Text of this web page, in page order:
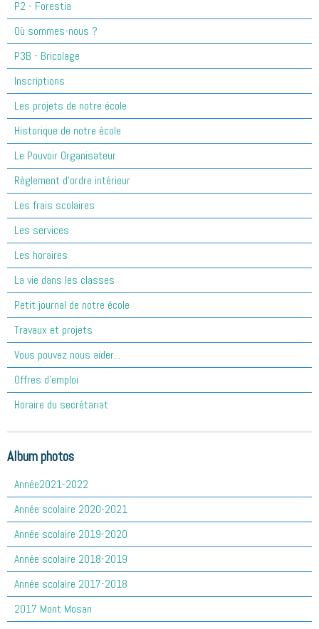
P2 - Forestia
Où sommes-nous ?
P3B - Bricolage
Inscriptions
Les projets de notre école
Historique de notre école
Le Pouvoir Organisateur
Règlement d'ordre intérieur
Les frais scolaires
Les services
Les horaires
La vie dans les classes
Petit journal de notre école
Travaux et projets
Vous pouvez nous aider...
Offres d'emploi
Horaire du secrétariat
Album photos
Année2021-2022
Année scolaire 2020-2021
Année scolaire 2019-2020
Année scolaire 2018-2019
Année scolaire 2017-2018
2017 Mont Mosan